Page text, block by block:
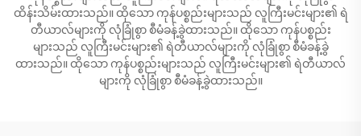
ထိန်းသိမ်းထားသည်။ ထိုသော ကုန်ပစ္စည်းများသည် လူကြီးမင်းများ၏ ရဲ
တီယာလ်များကို လုံခြုံစွာ စီမံခန့်ခွဲထားသည်။ ထိုသော ကုန်ပစ္စည်း
များသည် လူကြီးမင်းများ၏ ရဲတီယာလ်များကို လုံခြုံစွာ စီမံခန့်ခွဲ
ထားသည်။ ထိုသော ကုန်ပစ္စည်းများသည် လူကြီးမင်းများ၏ ရဲတီယာလ်
များကို လုံခြုံစွာ စီမံခန့်ခွဲထားသည်။